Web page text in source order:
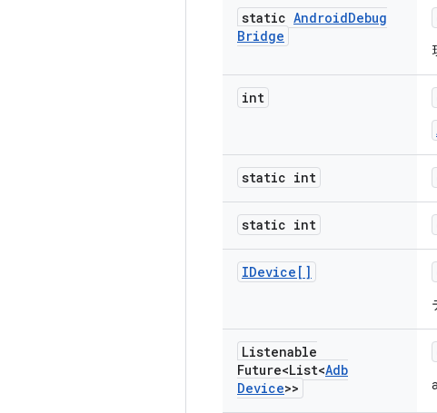
static AndroidDebug
Bridge
int
static int
static int
IDevice[]
Listenable
Future<List<Adb
Device>>